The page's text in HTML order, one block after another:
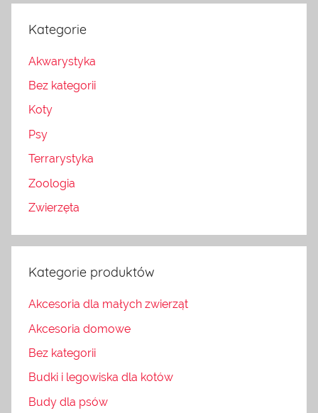
Kategorie
Akwarystyka
Bez kategorii
Koty
Psy
Terrarystyka
Zoologia
Zwierzęta
Kategorie produktów
Akcesoria dla małych zwierząt
Akcesoria domowe
Bez kategorii
Budki i legowiska dla kotów
Budy dla psów